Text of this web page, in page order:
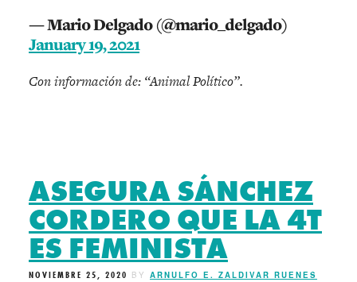
— Mario Delgado (@mario_delgado)
January 19, 2021
Con información de: “Animal Político”.
ASEGURA SÁNCHEZ
CORDERO QUE LA 4T
ES FEMINISTA
NOVIEMBRE 25, 2020 BY ARNULFO E. ZALDIVAR RUENES